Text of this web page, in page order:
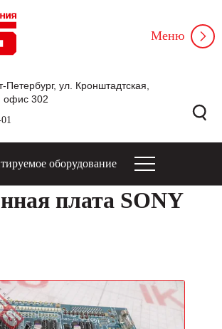
Петербург, ул. Кронштадтская,
офис 302
Меню
оборудование
плата SONY